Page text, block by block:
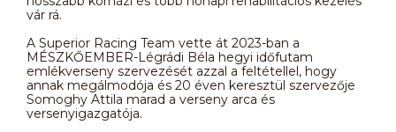
vár rá.
A Superior Racing Team vette át 2023-ban a
MÉSZKŐEMBER-Légrádi Béla hegyi időfutam
emlékverseny szervezését azzal a feltétellel, hogy
annak megálmodója és 20 éven keresztül szervezője
Somoghy Attila marad a verseny arca és
versenyigazgatója.